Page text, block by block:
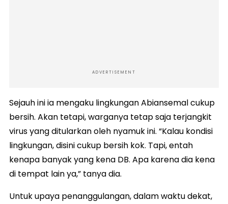
ADVERTISEMENT
Sejauh ini ia mengaku lingkungan Abiansemal cukup
bersih. Akan tetapi, warganya tetap saja terjangkit
virus yang ditularkan oleh nyamuk ini. “Kalau kondisi
lingkungan, disini cukup bersih kok. Tapi, entah
kenapa banyak yang kena DB. Apa karena dia kena
di tempat lain ya,” tanya dia.
Untuk upaya penanggulangan, dalam waktu dekat,